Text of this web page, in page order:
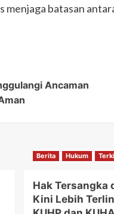
menjaga batasan
Ancaman
Berita Hukum
Hak Tersangka
Kini Lebih